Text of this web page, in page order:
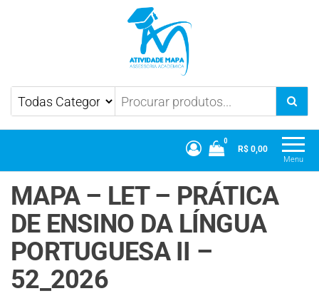
Atividade Mapa Mapa UniCesumar
Menu
0
R$ 0,00
MAPA – LET – PRÁTICA
DE ENSINO DA LÍNGUA
PORTUGUESA II –
52_2026